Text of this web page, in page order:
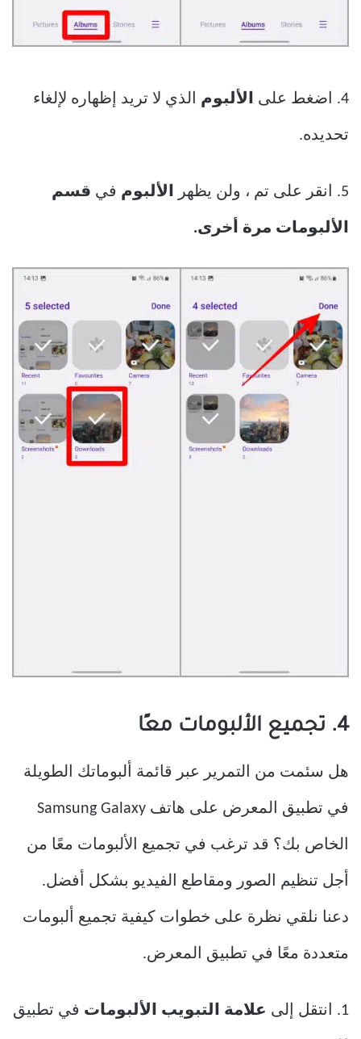
4. اضغط على الألبوم الذي لا تريد إظهاره لإلغاء
تحديده.
5. انقر على تم ، ولن يظهر الألبوم في قسم
الألبومات مرة أخرى.
4. تجميع الألبومات معًا
هل سئمت من التمرير عبر قائمة ألبوماتك الطويلة
في تطبيق المعرض على هاتف Samsung Galaxy
الخاص بك؟ قد ترغب في تجميع الألبومات معًا من
أجل تنظيم الصور ومقاطع الفيديو بشكل أفضل.
دعنا نلقي نظرة على خطوات كيفية تجميع ألبومات
متعددة معًا في تطبيق المعرض.
1. انتقل إلى علامة التبويب الألبومات في تطبيق